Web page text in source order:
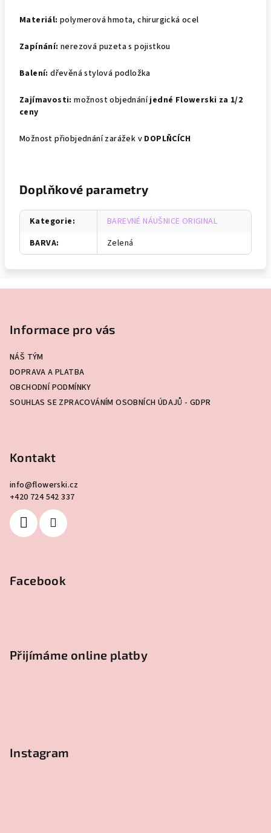
Materiál: polymerová hmota, chirurgická ocel
Zapínání: nerezová puzeta s pojistkou
Balení: dřevěná stylová podložka
Zajímavosti: možnost objednáníjedné Flowerski za 1/2
ceny
Možnost přiobjednání zarážek v DOPLŇCÍCH
Doplňkové parametry
Kategorie:
BAREVNÉ NÁUŠNICE ORIGINAL
BARVA: Zelená
Informace pro vás
NÁŠ TÝM
DOPRAVA A PLATBA
OBCHODNÍ PODMÍNKY
SOUHLAS SE ZPRACOVÁNÍM OSOBNÍCH ÚDAJŮ - GDPR
Kontakt
info@flowerski.cz
+420 724 542 337
Facebook
Přijímáme online platby
Instagram